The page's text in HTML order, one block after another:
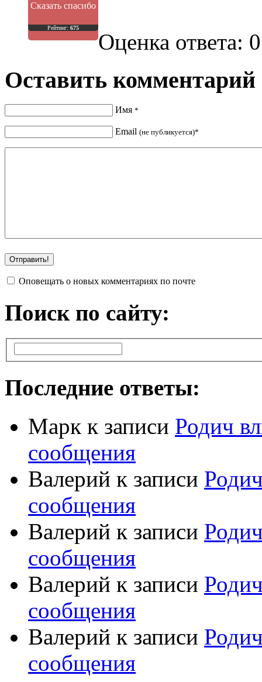
Сказать спасибо
Рейтинг: 675
Оценка ответа:
Оставить комментарий
Имя *
Email (не публикуется)*
Оповещать о новых комментариях по почте
Поиск по сайту:
Последние ответы:
Марк к записи Родич
сообщения
Валерий к записи
сообщения
Валерий к записи
сообщения
Валерий к записи
сообщения
Валерий к записи
сообщения